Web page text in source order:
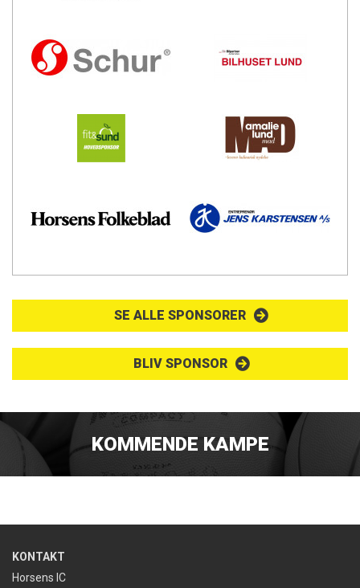
SE ALLE SPONSORER
BLIV SPONSOR
KOMMENDE KAMPE
KONTAKT
Horsens IC